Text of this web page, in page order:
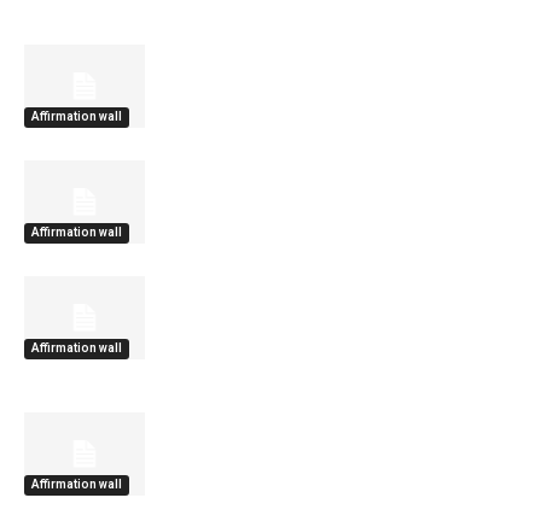
Affirmation wall
Affirmation wall
Affirmation wall
Affirmation wall